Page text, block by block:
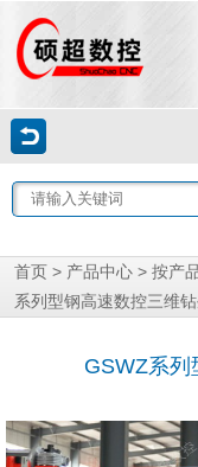
首页 > 产品中心 > 按产
系列型钢高速数控三维
GSWZ系列